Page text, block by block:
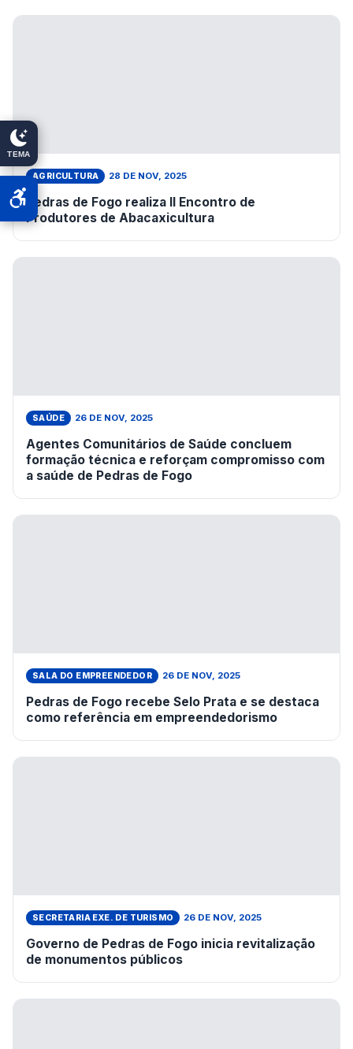
TEMA
AGRICULTURA 28 DE NOV, 2025
Pedras de Fogo realiza II Encontro de
Produtores de Abacaxicultura
SAÚDE 26 DE NOV, 2025
Agentes Comunitários de Saúde concluem
formação técnica e reforçam compromisso com
a saúde de Pedras de Fogo
SALA DO EMPREENDEDOR 26 DE NOV, 2025
Pedras de Fogo recebe Selo Prata e se destaca
como referência em empreendedorismo
SECRETARIA EXE. DE TURISMO 26 DE NOV, 2025
Governo de Pedras de Fogo inicia revitalização
de monumentos públicos